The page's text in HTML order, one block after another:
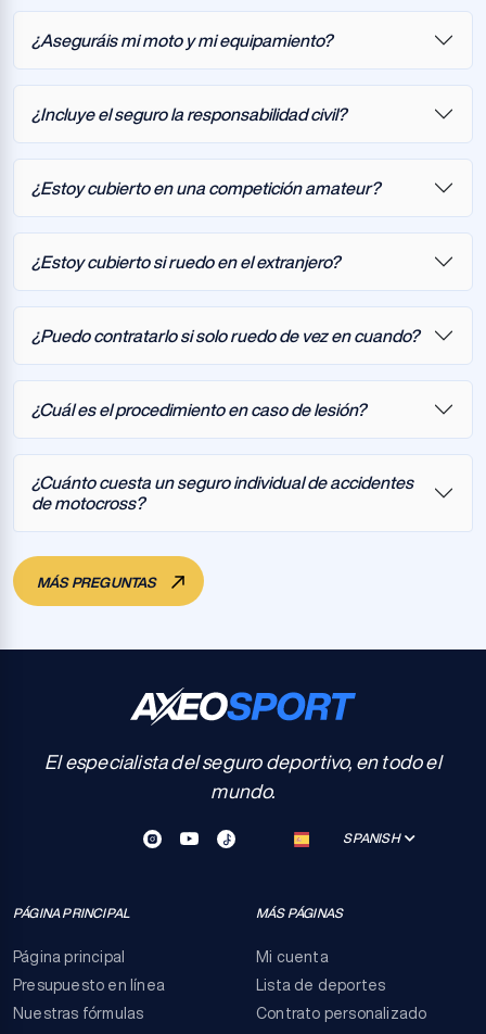
¿Aseguráis mi moto y mi equipamiento?
¿Incluye el seguro la responsabilidad civil?
¿Estoy cubierto en una competición amateur?
¿Estoy cubierto si ruedo en el extranjero?
¿Puedo contratarlo si solo ruedo de vez en cuando?
¿Cuál es el procedimiento en caso de lesión?
¿Cuánto cuesta un seguro individual de accidentes
de motocross?
MÁS PREGUNTAS
El especialista del seguro deportivo, en todo el
mundo.
SPANISH
PÁGINA PRINCIPAL
Página principal
Presupuesto en línea
Nuestras fórmulas
MÁS PÁGINAS
Mi cuenta
Lista de deportes
Contrato personalizado